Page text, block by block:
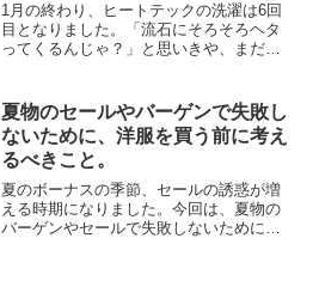
1月の終わり、ヒートテックの洗濯は6回
目となりました。「流石にそろそろヘタ
ってくるんじゃ？」と思いきや、まだま
りどうぞ。薄いのに丈夫な2着のトップス
前回の洗濯の様子は...
夏物のセールやバーゲンで失敗し
ないために、洋服を買う前に考え
るべきこと。
夏のボーナスの季節、セールの誘惑が増
える時期になりました。今回は、夏物の
バーゲンやセールで失敗しないために、